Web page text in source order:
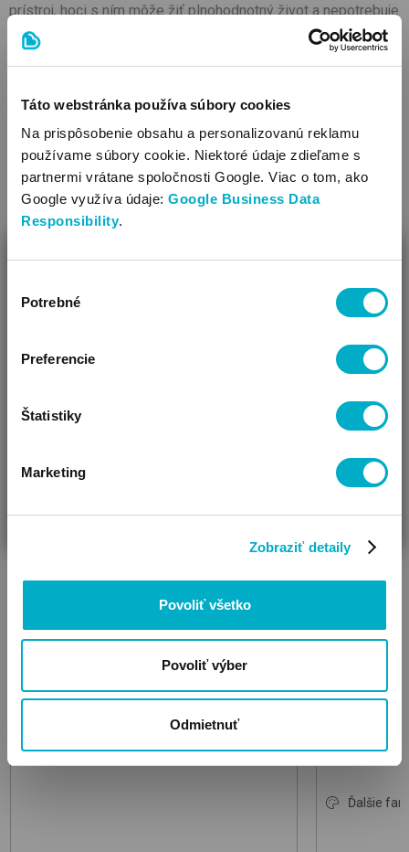
Táto webstránka používa súbory cookies
Na prispôsobenie obsahu a personalizovanú reklamu
používame súbory cookie. Niektoré údaje zdieľame s
partnermi vrátane spoločnosti Google. Viac o tom, ako
Google využíva údaje: Google Business Data
Responsibility.
súhlasu
Potrebné
Preferencie
Štatistiky
Marketing
Zobraziť detaily
Povoliť všetko
Povoliť výber
Odmietnuť
prístroj, hoci s ním môže žiť plnohodnotný život a nepotrebuje
a ani by nemalo byť považované za postihnuté.
Nezabúdajme, že včasné oddelenie umožňuje
rozvoj s rovesníkmi a celkový rozvoj reči.
sluch #
Ear Protection 2 in 1 Baby & Junior
25.28 €
Baby Ear
21.09 €
Ďalšie